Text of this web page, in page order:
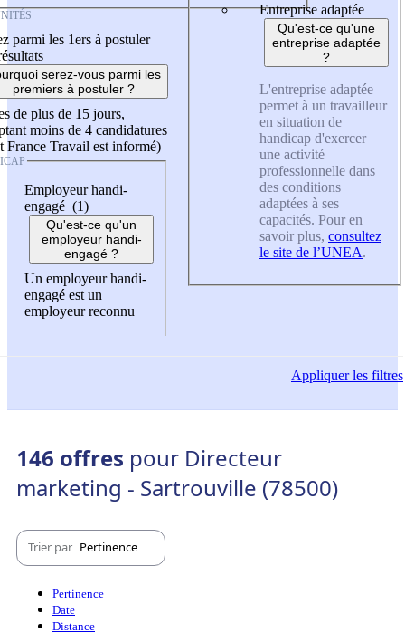
parmi les 1ers à postuler
serez-vous parmi les
premiers à postuler ?
de plus de 15 jours,
moins de 4 candidatures
France Travail est informé)
Employeur handi-
engagé (1)
Qu'est-ce qu'un
employeur handi-
engagé ?
Un employeur handi-
engagé est un
employeur reconnu
Entreprise adaptée
Qu'est-ce qu'une
entreprise adaptée
?
L'entreprise adaptée
permet à un travailleur
en situation de
handicap d'exercer
une activité
professionnelle dans
des conditions
adaptées à ses
capacités. Pour en
savoir plus, consultez
le site de l’UNEA.
Appliquerles filtres
146 offres pour Directeur
marketing - Sartrouville (78500)
Trier par Pertinence
Pertinence
Date
Distance